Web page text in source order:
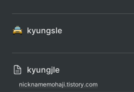
kyungsle
kyungjle
nicknamemohaji.tistory.com